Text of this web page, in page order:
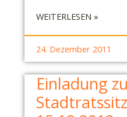
Z
U
N
G
V
O
N
WEITERLESEN »:
I
A
T
E
N
24. Dezember 2011
Einladung